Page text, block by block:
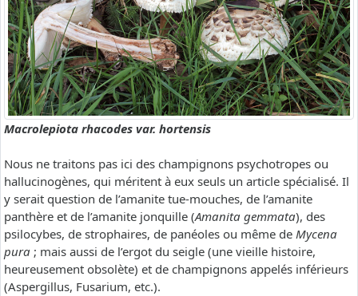
Macrolepiota rhacodes var. hortensis
Nous ne traitons pas ici des champignons psychotropes ou
hallucinogènes, qui méritent à eux seuls un article spécialisé. Il
y serait question de l’amanite tue-mouches, de l’amanite
panthère et de l’amanite jonquille (Amanita gemmata), des
psilocybes, de strophaires, de panéoles ou même de Mycena
pura ; mais aussi de l’ergot du seigle (une vieille histoire,
heureusement obsolète) et de champignons appelés inférieurs
(Aspergillus, Fusarium, etc.).